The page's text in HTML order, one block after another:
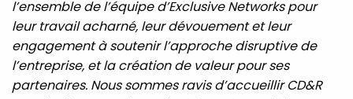
l’ensemble de l’équipe d’Exclusive Networks pour
leur travail acharné, leur dévouement et leur
engagement à soutenir l’approche disruptive de
l’entreprise, et la création de valeur pour ses
partenaires. Nous sommes ravis d’accueillir CD&R